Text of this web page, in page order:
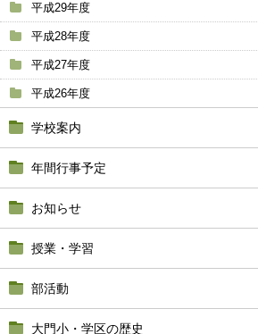
平成29年度
平成28年度
平成27年度
平成26年度
学校案内
年間行事予定
お知らせ
授業・学習
部活動
大門小・学区の歴史